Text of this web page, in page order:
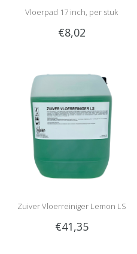
Vloerpad 17 inch, per stuk
€8,02
Zuiver Vloerreiniger Lemon LS
10L
€41,35